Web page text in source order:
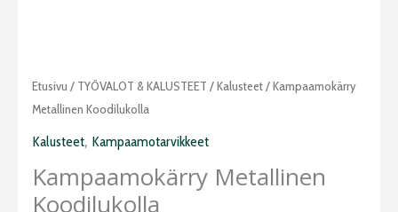
Etusivu / TYÖVALOT & KALUSTEET /Kalusteet/ Kampaamokärry
Metallinen Koodilukolla
Kalusteet, Kampaamotarvikkeet
Kampaamokärry Metallinen
Koodilukolla
Kampaamokärry
metallinen
koodilukolla